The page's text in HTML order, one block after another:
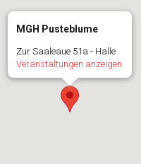
MGH Pusteblume
Zur Saaleaue 51a - Halle
Veranstaltungen anzeigen